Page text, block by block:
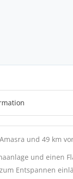
und 49 km
und einen
Entspannen